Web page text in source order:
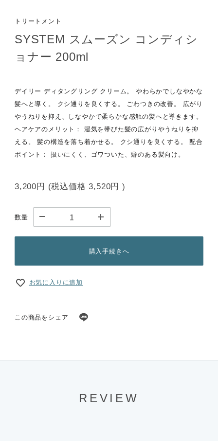
トリートメント
SYSTEM スムーズン コンディシ
ョナー 200ml
デイリー ディタングリング クリーム。 やわらかでしなやかな
髪へと導く。 クシ通りを良くする。 ごわつきの改善。 広がり
やうねりを抑え、しなやかで柔らかな感触の髪へと導きます。
ヘアケアのメリット： 湿気を帯びた髪の広がりやうねりを抑
える。 髪の構造を落ち着かせる。 クシ通りを良くする。 配合
ポイント： 扱いにくく、ゴワついた、癖のある髪向け。
3,200円 (税込価格3,520円 )
数量
購入手続きへ
お気に入りに追加
この商品をシェア
REVIEW